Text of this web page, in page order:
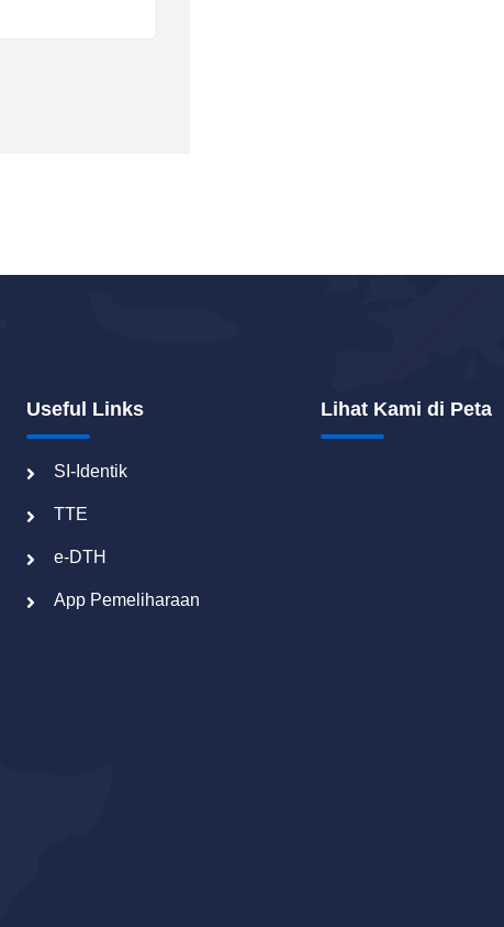
Useful Links
SI-Identik
TTE
e-DTH
App Pemeliharaan
Lihat Kami di Peta